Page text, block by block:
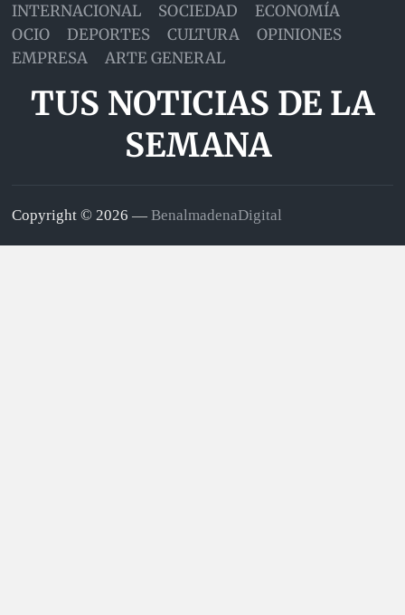
INTERNACIONAL SOCIEDAD
ECONOMÍA
OCIO
DEPORTES CULTURA
OPINIONES
EMPRESA
ARTE GENERAL
TUS NOTICIAS DE LA
SEMANA
Copyright © 2026 —BenalmadenaDigital